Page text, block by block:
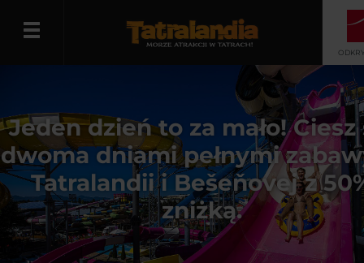
Jeden dzień to za mało! Ciesz
dwoma dniami pełnymi
Tatralandii i Bešeňovej z
zniżką.